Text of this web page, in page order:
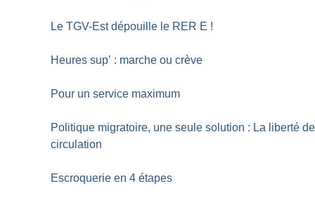
Le TGV-Est dépouille le RER E !
Heures sup’ : marche ou crève
Pour un service maximum
Politique migratoire, une seule solution : La liberté de
circulation
Escroquerie en 4 étapes